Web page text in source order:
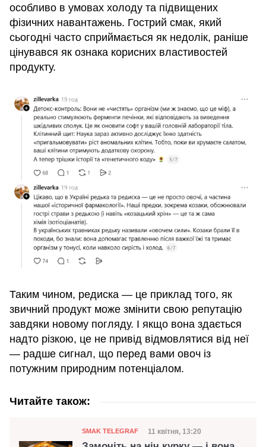
особливо в умовах холоду та підвищених
фізичних навантажень. Гострий смак, який
сьогодні часто сприймається як недолік, раніше
цінувався як ознака корисних властивостей
продукту.
Таким чином, редиска — це приклад того, як
звичний продукт може змінити свою репутацію
завдяки новому погляду. І якщо вона здається
надто різкою, це не привід відмовлятися від неї
— радше сигнал, що перед вами овоч із
потужним природним потенціалом.
Читайте також:
Категорія
SMAK TELEGRAF Дата публікації
11 квітня, 13:20